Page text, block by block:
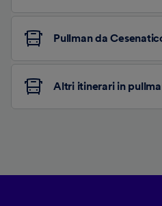
Pullman da
Altri itinerari in